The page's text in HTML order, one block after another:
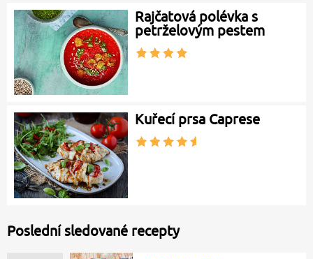
Rajčatová polévka s
petrželovým pestem
Kuřecí prsa Caprese
Poslední sledované recepty